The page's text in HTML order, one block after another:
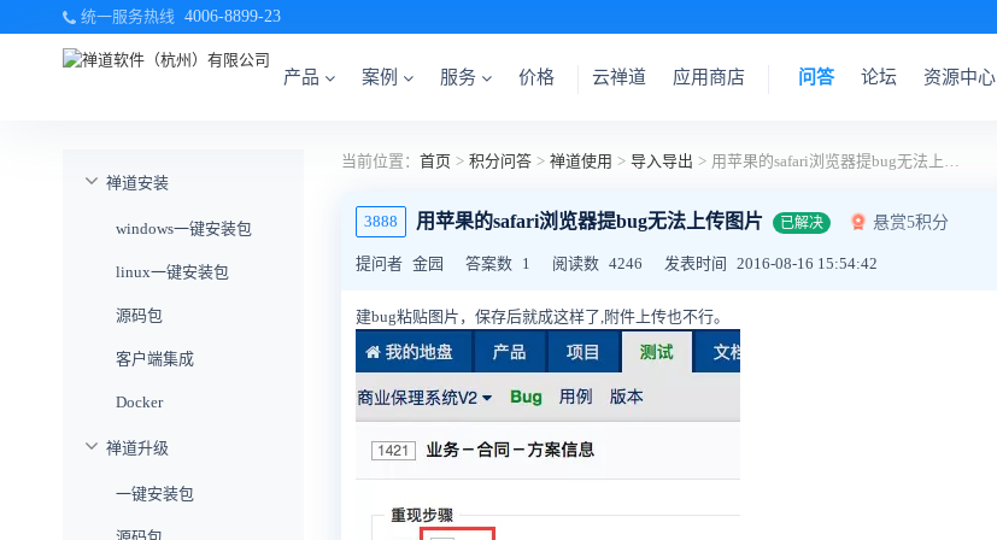
统一服务热线 4006-8899-23
产品 案例 服务 价格 云禅道 应用商店 问答 论坛 资源中心
禅道安装
windows一键安装包
linux一键安装包
源码包
客户端集成
Docker
禅道升级
一键安装包
当前位置： 首页 > 积分问答 > 禅道使用 > 导入导出 > 用苹果的safari浏览器提bug无法上传图片
3888 用苹果的safari浏览器提bug无法上传图片 已解决 悬赏5积分
提问者 金园 答案数 1 阅读数 4246 发表时间 2016-08-16 15:54:42
建bug粘贴图片，保存后就成这样了,附件上传也不行。